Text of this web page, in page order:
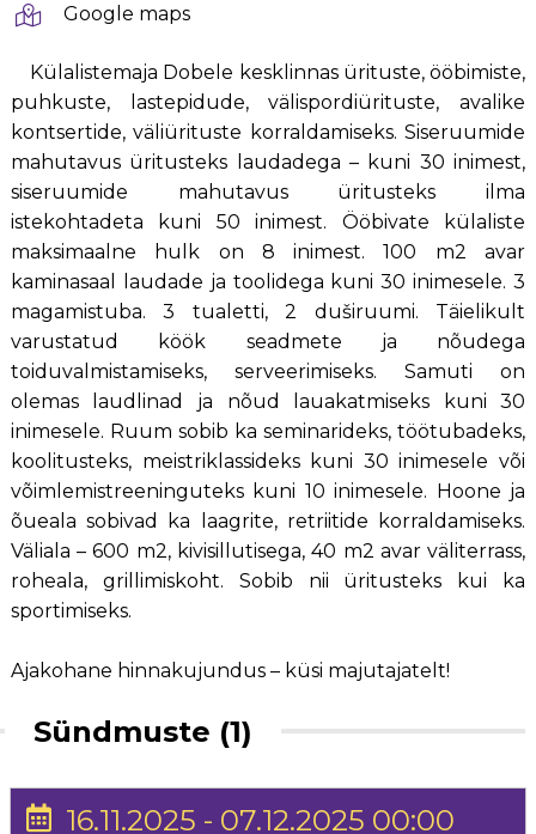
Google maps
Külalistemaja Dobele kesklinnas ürituste, ööbimiste,
puhkuste, lastepidude, välispordiürituste, avalike
kontsertide, väliürituste korraldamiseks. Siseruumide
mahutavus üritusteks laudadega – kuni 30 inimest,
siseruumide mahutavus üritusteks ilma
istekohtadeta kuni 50 inimest. Ööbivate külaliste
maksimaalne hulk on 8 inimest. 100 m2 avar
kaminasaal laudade ja toolidega kuni 30 inimesele. 3
magamistuba. 3 tualetti, 2 duširuumi. Täielikult
varustatud köök seadmete ja nõudega
toiduvalmistamiseks, serveerimiseks. Samuti on
olemas laudlinad ja nõud lauakatmiseks kuni 30
inimesele. Ruum sobib ka seminarideks, töötubadeks,
koolitusteks, meistriklassideks kuni 30 inimesele või
võimlemistreeninguteks kuni 10 inimesele. Hoone ja
õueala sobivad ka laagrite, retriitide korraldamiseks.
Väliala – 600 m2, kivisillutisega, 40 m2 avar väliterrass,
roheala, grillimiskoht. Sobib nii üritusteks kui ka
sportimiseks.
Ajakohane hinnakujundus – küsi majutajatelt!
Sündmuste (1)
16.11.2025 - 07.12.2025 00:00